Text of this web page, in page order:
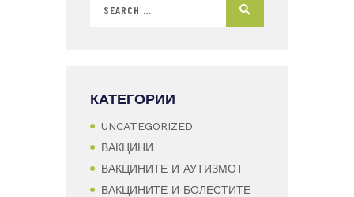
КАТЕГОРИИ
UNCATEGORIZED
ВАКЦИНИ
ВАКЦИНИТЕ И АУТИЗМОТ
ВАКЦИНИТЕ И БОЛЕСТИТЕ